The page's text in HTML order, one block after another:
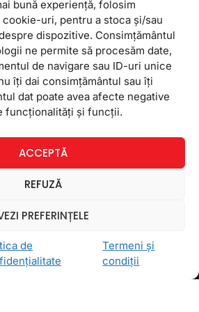
bună experiență, folosim
uri, pentru a stoca și/sau
dispozitive. Consimțământul
ne permite să procesăm date,
de navigare sau ID-uri unice
îți dai consimțământul sau îți
dat poate avea afecte negative
funcționalități și funcții.
ACCEPTĂ
REFUZĂ
PREFERINȚELE
de
Termeni și
condiții
pe toţi cei din echipa FollowMe
zâmbind
. Vrem să realizăm asta
trec pragul, copii sau adulţi.